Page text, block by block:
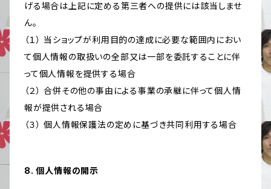
げる場合は上記に定める第三者への提供には該当しませ
ん。
（１） 当ショップが利用目的の達成に必要な範囲内におい
て個人情報の取扱いの全部又は一部を委託することに伴
って個人情報を提供する場合
（２） 合併その他の事由による事業の承継に伴って個人情
報が提供される場合
（３） 個人情報保護法の定めに基づき共同利用する場合
8. 個人情報の開示